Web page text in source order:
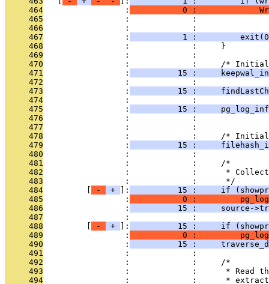
     464
                 :
0 :
     465
:             :
     466
:             :
     467
                 :
1 :
     468
                 :             :     }
     469
                 :             :
     470
:             :     /*
     471
                 :
15 :
     472
                 :             :
     473
                 :
15 :
     474
:             :
     475
                 :
15 :
     476
:             :
     477
                 :             :
     478
:             :     /*
     479
                 :
15 :
     480
                 :             :
     481
                 :             :     /*
     482
:             :      *
     483
                 :             :      */
     484
- + ]:
15 :     if
     485
                 :
0 :
     486
                 :
15 :     source-
     487
                 :             :
     488
- + ]:
15 :     if
     489
                 :
0 :
     490
                 :
15 :
     491
                 :             :
     492
                 :             :     /*
     493
:             :      * Read
     494
:             :      *